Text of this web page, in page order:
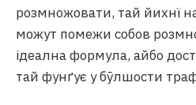
розмножовати, тай йихнї
можут помежи собов
ідеална формула, айбо
тай фунґує у бӯлшости